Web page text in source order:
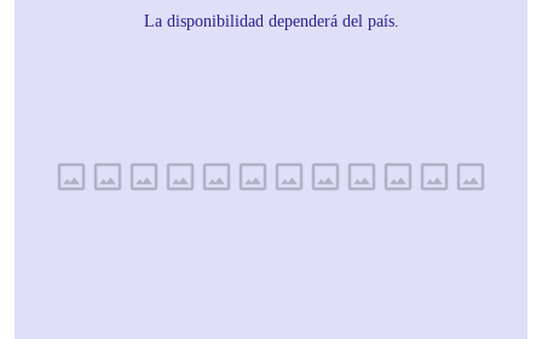
La disponibilidad dependerá del país.